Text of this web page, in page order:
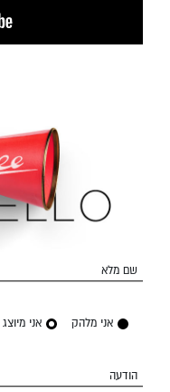
שם מלא
אני מלהק אני מיוצג
הודעה